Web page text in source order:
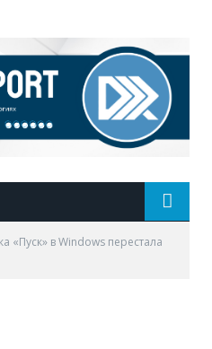
«Пуск» в Windows перестала